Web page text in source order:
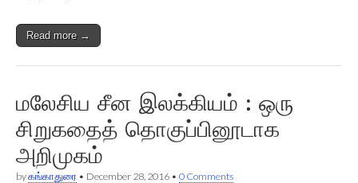
Read more →
மலேசிய சீன இலக்கியம் : ஒரு
சிறுகதைத் தொகுப்பினூடாக
அறிமுகம்
byகங்காதுரை • December 28, 2016 • 0 Comments